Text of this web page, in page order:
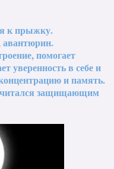
к прыжку.
авантюрин.
помогает
уверенность в себе и
и память.
защищающим